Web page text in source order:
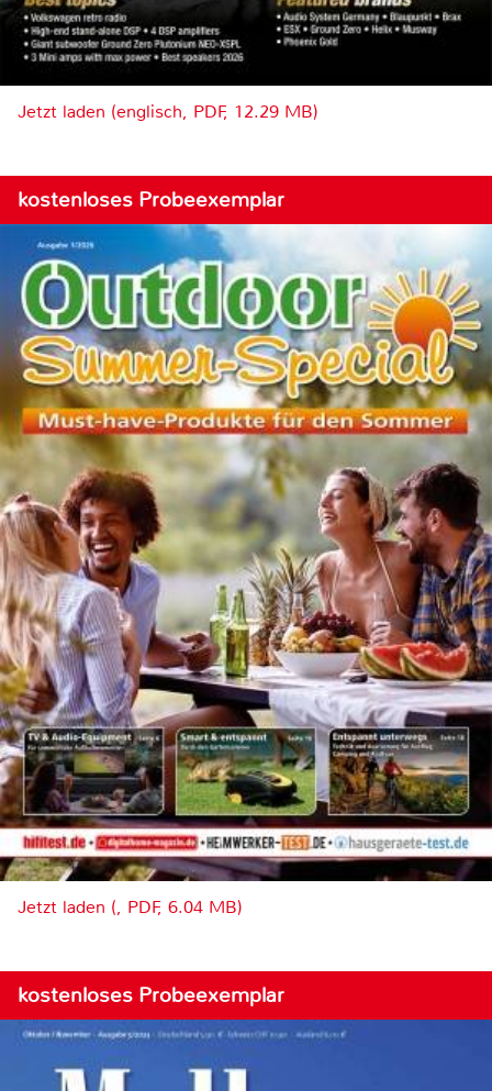
Jetzt laden (englisch, PDF, 12.29 MB)
kostenloses Probeexemplar
Jetzt laden (, PDF, 6.04 MB)
kostenloses Probeexemplar